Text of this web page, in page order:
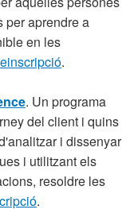
per aprendre a
en les
.
. Un programa
del client i quins
i dissenyar
i utilitzant els
resoldre les
.